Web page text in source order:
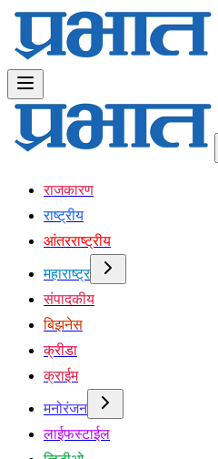
राजकारण
राष्ट्रीय
आंतरराष्ट्रीय
महाराष्ट्र
संपादकीय
बिझनेस
क्रीडा
क्राईम
मनोरंजन
लाईफस्टाईल